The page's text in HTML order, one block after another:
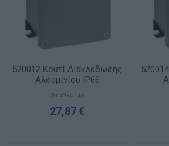
520012 Κουτί Διακλάδωσης
Αλουμινίου IP66
166x141x64 UNIBOX
Διαθέσιμο
27,87 €